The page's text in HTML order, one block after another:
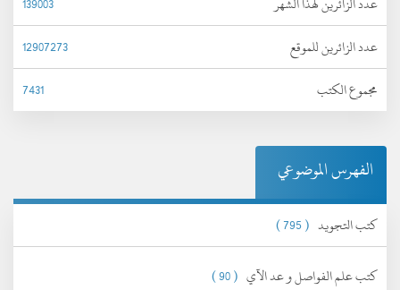
عدد الزائرين للموقع
12907273
مجموع الكتب
7431
الفهرس الموضوعي
كتب التجويد ( 795 )
كتب علم الفواصل و عد الآي ( 90 )